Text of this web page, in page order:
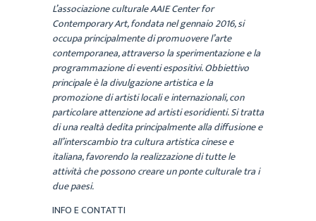
L’associazione culturale AAIE Center for
Contemporary Art, fondata nel gennaio 2016, si
occupa principalmente di promuovere l’arte
contemporanea, attraverso la sperimentazione e la
programmazione di eventi espositivi. Obbiettivo
principale è la divulgazione artistica e la
promozione di artisti locali e internazionali, con
particolare attenzione ad artisti esoridienti. Si tratta
di una realtà dedita principalmente alla diffusione e
all’interscambio tra cultura artistica cinese e
italiana, favorendo la realizzazione di tutte le
attività che possono creare un ponte culturale tra i
due paesi.
INFO E CONTATTI